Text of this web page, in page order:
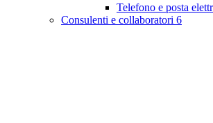
Telefono e posta
Consulenti e collaboratori 6